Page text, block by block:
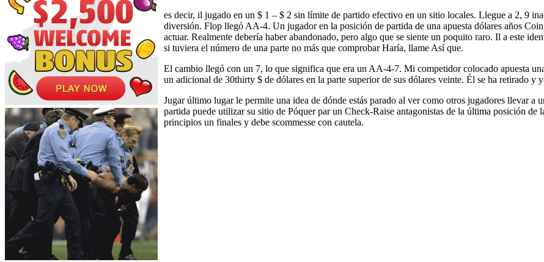
es decir, il jugado en un $ 1 – $ 2 sin límite de partido efectivo en un sitio locales. Llegue a 2, 9
diversión. Flop llegó AA-4. Un jugador en la posición de partida de una apuesta dólares años
actuar. Realmente debería haber abandonado, pero algo que se siente un poquito raro. Il a este
si tuviera el número de una parte no más que comprobar Haría, llame Así que.
El cambio llegó con un 7, lo que significa que era un AA-4-7. Mi competidor colocado apuesta
un adicional de 30thirty $ de dólares en la parte superior de sus dólares veinte. Él se ha retirado y
Jugar último lugar le permite una idea de dónde estás parado al ver como otros jugadores llevar
partida puede utilizar su sitio de Póquer par un Check-Raise antagonistas de la última posición
principios un finales y debe scommesse con cautela.